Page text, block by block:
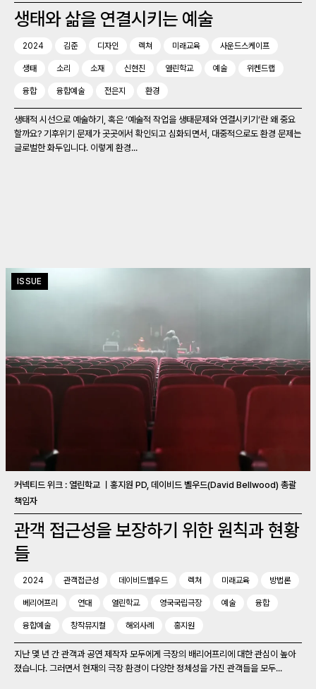
생태와 삶을 연결시키는 예술
2024 김준 디자인 렉쳐 미래교육 사운드스케이프
생태 소리 소재 신현진 열린학교 예술 위켄드랩
융합 융합예술 전은지 환경
생태적 시선으로 예술하기, 혹은 ‘예술적 작업을 생태문제와 연결시키기’란 왜 중요
할까요? 기후위기 문제가 곳곳에서 확인되고 심화되면서, 대중적으로도 환경 문제는
글로벌한 화두입니다. 이렇게 환경...
ISSUE
커넥티드 위크 : 열린학교 ㅣ홍지원 PD, 데이비드 벨우드(David Bellwood) 총괄
책임자
관객 접근성을 보장하기 위한 원칙과 현황
들
2024 관객접근성 데이비드벨우드 렉쳐 미래교육 방법론
베리어프리 연대 열린학교 영국국립극장 예술 융합
융합예술 창작뮤지컬 해외사례 홍지원
지난 몇 년 간 관객과 공연 제작자 모두에게 극장의 배리어프리에 대한 관심이 높아
졌습니다. 그러면서 현재의 극장 환경이 다양한 정체성을 가진 관객들을 모두...